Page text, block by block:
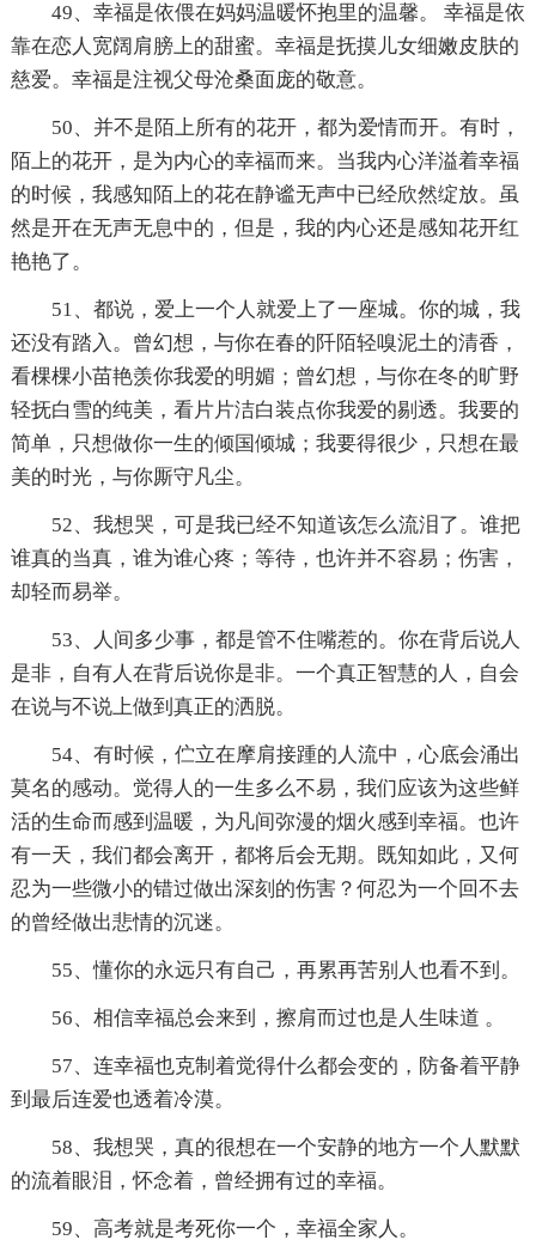
49、幸福是依偎在妈妈温暖怀抱里的温馨。 幸福是依
靠在恋人宽阔肩膀上的甜蜜。幸福是抚摸儿女细嫩皮肤的
慈爱。幸福是注视父母沧桑面庞的敬意。
50、并不是陌上所有的花开，都为爱情而开。有时，
陌上的花开，是为内心的幸福而来。当我内心洋溢着幸福
的时候，我感知陌上的花在静谧无声中已经欣然绽放。虽
然是开在无声无息中的，但是，我的内心还是感知花开红
艳艳了。
51、都说，爱上一个人就爱上了一座城。你的城，我
还没有踏入。曾幻想，与你在春的阡陌轻嗅泥土的清香，
看棵棵小苗艳羡你我爱的明媚；曾幻想，与你在冬的旷野
轻抚白雪的纯美，看片片洁白装点你我爱的剔透。我要的
简单，只想做你一生的倾国倾城；我要得很少，只想在最
美的时光，与你厮守凡尘。
52、我想哭，可是我已经不知道该怎么流泪了。谁把
谁真的当真，谁为谁心疼；等待，也许并不容易；伤害，
却轻而易举。
53、人间多少事，都是管不住嘴惹的。你在背后说人
是非，自有人在背后说你是非。一个真正智慧的人，自会
在说与不说上做到真正的洒脱。
54、有时候，伫立在摩肩接踵的人流中，心底会涌出
莫名的感动。觉得人的一生多么不易，我们应该为这些鲜
活的生命而感到温暖，为凡间弥漫的烟火感到幸福。也许
有一天，我们都会离开，都将后会无期。既知如此，又何
忍为一些微小的错过做出深刻的伤害？何忍为一个回不去
的曾经做出悲情的沉迷。
55、懂你的永远只有自己，再累再苦别人也看不到。
56、相信幸福总会来到，擦肩而过也是人生味道 。
57、连幸福也克制着觉得什么都会变的，防备着平静
到最后连爱也透着冷漠。
58、我想哭，真的很想在一个安静的地方一个人默默
的流着眼泪，怀念着，曾经拥有过的幸福。
59、高考就是考死你一个，幸福全家人。